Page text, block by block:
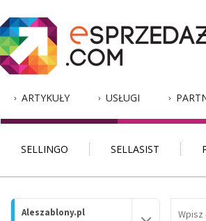
ARTYKUŁY USŁUGI
SELLINGO SELLASIST
Aleszablony.pl